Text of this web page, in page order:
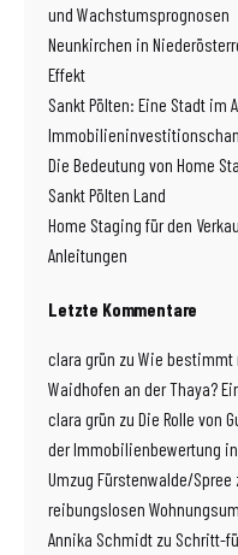
und Wachstumsprognosen
Neunkirchen in
Effekt
Sankt Pölten: Eine Stadt im
Die Bedeutung von Home
Sankt Pölten Land
Home Staging für den
Anleitungen
Letzte Kommentare
clara grün zu Wie bestimmt
Waidhofen an der Thaya?
clara grün zu Die Rolle von
der Immobilienbewertung
Umzug Fürstenwalde/Spree
reibungslosen
Annika Schmidt zu Schritt-